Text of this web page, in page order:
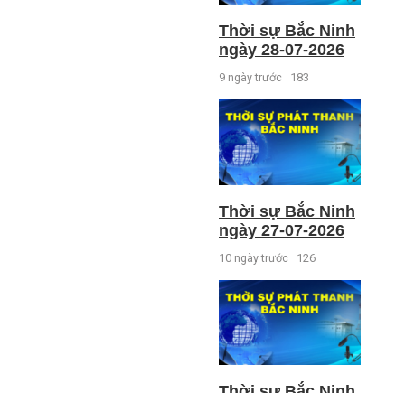
Thời sự Bắc Ninh
ngày 28-07-2026
9 ngày trước 183
Thời sự Bắc Ninh
ngày 27-07-2026
10 ngày trước 126